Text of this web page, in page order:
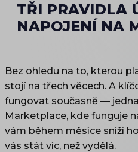
TŘI PRAVIDLA
NAPOJENÍ NA
Bez ohledu na to, kterou
stojí na třech věcech. A
fungovat současně —
Marketplace, kde funguje
vám během měsíce sníží
vás stát víc, než vydělá.